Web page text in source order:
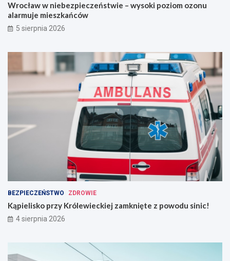
Wrocław w niebezpieczeństwie – wysoki poziom ozonu
alarmuje mieszkańców
5 sierpnia 2026
BEZPIECZEŃSTWO ZDROWIE
Kąpielisko przy Królewieckiej zamknięte z powodu sinic!
4 sierpnia 2026